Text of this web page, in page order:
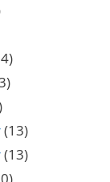
(13)
(13)